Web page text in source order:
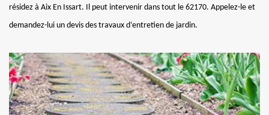
résidez à Aix En Issart. Il peut intervenir dans tout le 62170. Appelez-le et
demandez-lui un devis des travaux d’entretien de jardin.